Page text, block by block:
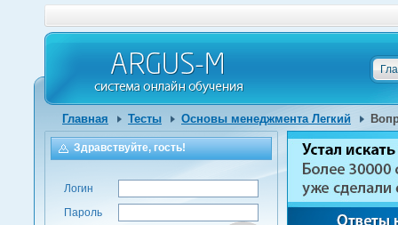
Главная Тесты Основы менеджмента Легкий
Здравствуйте, гость!
Логин
Пароль